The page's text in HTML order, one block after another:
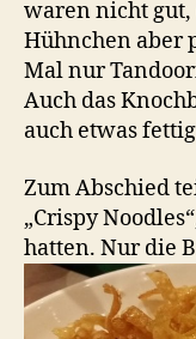
waren nicht gut,
Hühnchen aber
Mal nur
Auch das
auch etwas
Zum Abschied
„Crispy
hatten. Nur die